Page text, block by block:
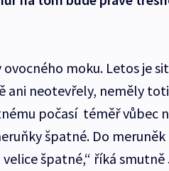
moku. Letos je
ani neotevřely, neměly
počasí téměř vůbec
špatné. Do
špatné,“ říká smutně